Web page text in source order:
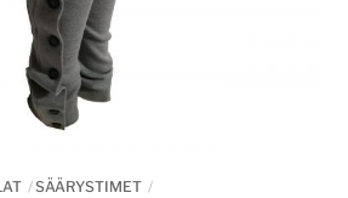
SÄÄRYSTIMET